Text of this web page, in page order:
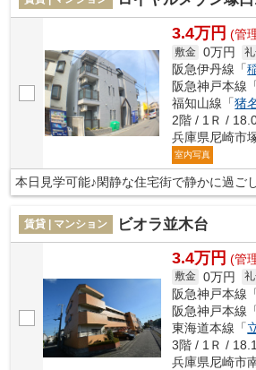
3.4万円 (管
敷金 0万円
阪急伊丹線「
阪急神戸本線
福知山線「猪
2階 / 1Ｒ /
兵庫県尼崎市
室内写真
本日見学可能♪閑静な住宅街で静かに過ご
賃貸 | マンション ビオラ並木台
3.4万円 (管
敷金 0万円
阪急神戸本線
阪急神戸本線
東海道本線「
3階 / 1Ｒ /
兵庫県尼崎市